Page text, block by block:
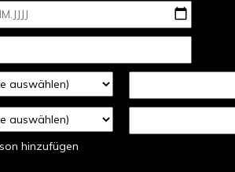
hinzufügen